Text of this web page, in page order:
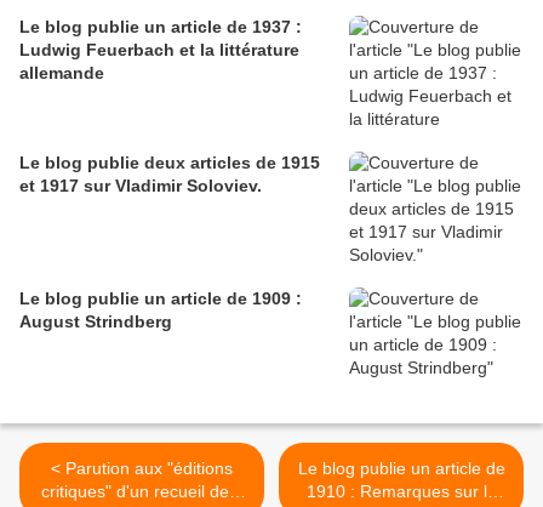
Le blog publie un article de 1937 :
Ludwig Feuerbach et la littérature
allemande
Le blog publie deux articles de 1915
et 1917 sur Vladimir Soloviev.
Le blog publie un article de 1909 :
August Strindberg
< Parution aux "éditions
critiques" d'un recueil de 3
Le blog publie un article de
1910 : Remarques sur la